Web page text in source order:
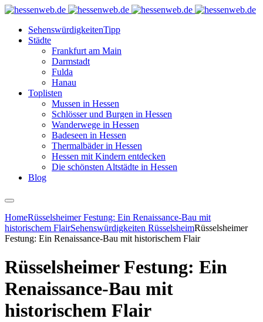
SehenswürdigkeitenTipp
Städte
Frankfurt am Main
Darmstadt
Fulda
Hanau
Toplisten
Mussen in Hessen
Schlösser und Burgen in Hessen
Wanderwege in Hessen
Badeseen in Hessen
Thermalbäder in Hessen
Hessen mit Kindern entdecken
Die schönsten Altstädte in Hessen
Blog
HomeRüsselsheimer Festung: Ein Renaissance-Bau mit
historischem FlairSehenswürdigkeiten RüsselsheimRüsselsheimer
Festung: Ein Renaissance-Bau mit historischem Flair
Rüsselsheimer Festung: Ein
Renaissance-Bau mit
historischem Flair